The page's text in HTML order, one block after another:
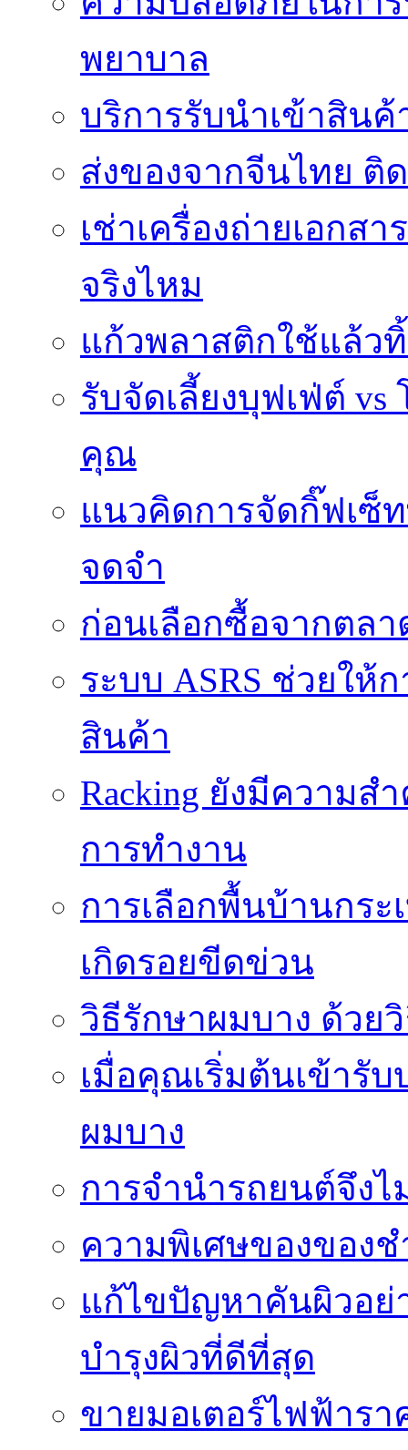
พยาบาล
บริการรับนำเข้าสิน
ส่งของจากจีนไทย ติ
เช่าเครื่องถ่ายเอกส
จริงไหม
แก้วพลาสติกใช้แล้ว
รับจัดเลี้ยงบุฟเฟ่ต์
คุณ
แนวคิดการจัดกิ๊ฟเซ็
จดจำ
ก่อนเลือกซื้อจากตล
ระบบ ASRS ช่วยให้
สินค้า
Racking ยังมีความ
การทำงาน
การเลือกพื้นบ้านกร
เกิดรอยขีดข่วน
วิธีรักษาผมบาง ด้วย
เมื่อคุณเริ่มต้นเข้ารั
ผมบาง
การจำนำรถยนต์จึงไ
ความพิเศษของของ
แก้ไขปัญหาคันผิวอ
บำรุงผิวที่ดีที่สุด
ขายมอเตอร์ไฟฟ้าร